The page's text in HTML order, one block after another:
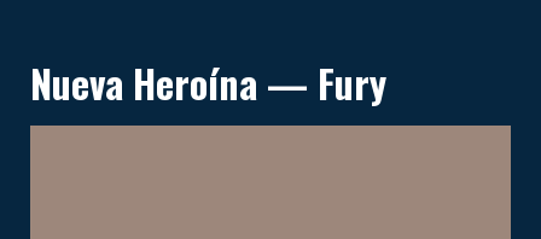
Nueva Heroína — Fury